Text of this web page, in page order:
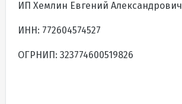
ИП Хемлин Евгений Александрович
ИНН: 772604574527
ОГРНИП: 323774600519826